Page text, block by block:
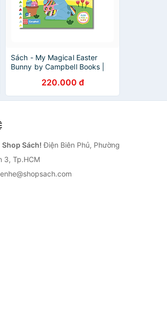
Sách - My Magical Easter
Bunny by Campbell Books |
Book - Activity Book
220.000 đ
Shop Sách! Điện Biên Phủ, Phường
3, Tp.HCM